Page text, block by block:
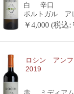
白
辛口
ポルトガル ア
￥4,000 (税込:
ロシン アン
2019